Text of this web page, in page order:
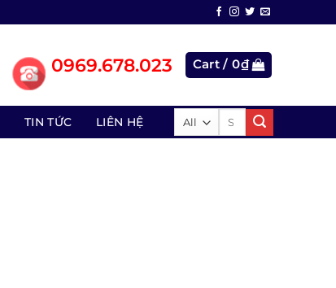
0969.678.023 Cart /0₫
TIN TỨC LIÊN HỆ